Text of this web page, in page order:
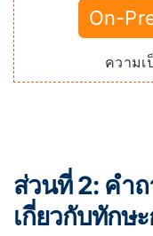
On-
ความเ
ส่วนที่ 2: คำ
เกี่ยวกับทักษ